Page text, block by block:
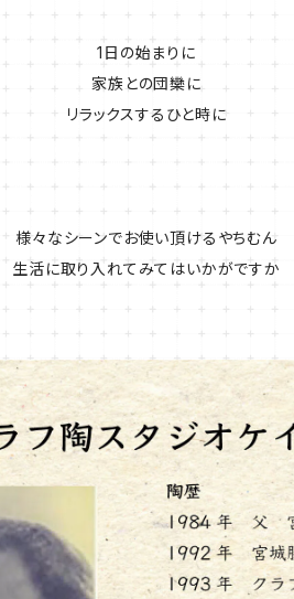
1日の始まりに
家族との団欒に
リラックスするひと時に
様々なシーンでお使い頂けるやちむん
生活に取り入れてみてはいかがですか